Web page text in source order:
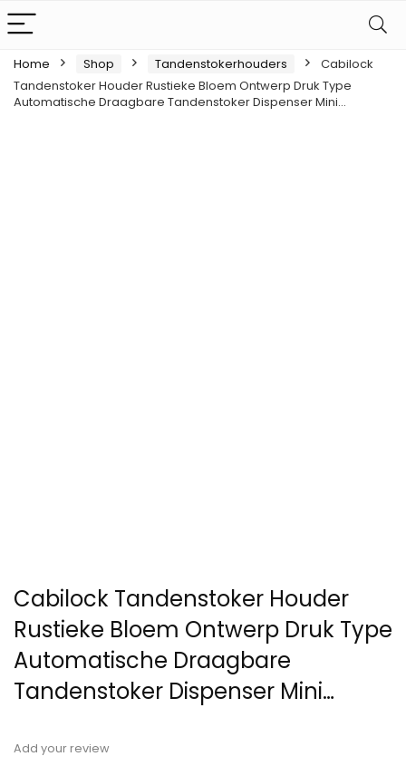
Home Shop Tandenstokerhouders
Cabilock
Tandenstoker Houder Rustieke Bloem Ontwerp Druk Type
Automatische Draagbare Tandenstoker Dispenser Mini…
Cabilock Tandenstoker Houder
Rustieke Bloem Ontwerp Druk Type
Automatische Draagbare
Tandenstoker Dispenser Mini…
Add your review